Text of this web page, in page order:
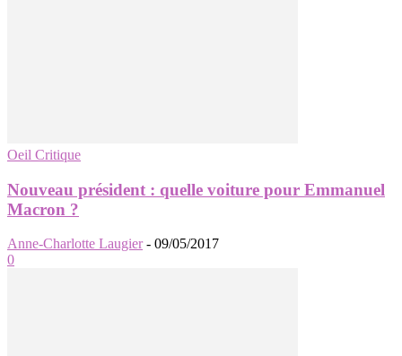
Oeil Critique
Nouveau président : quelle voiture pour Emmanuel
Macron ?
Anne-Charlotte Laugier - 09/05/2017
0